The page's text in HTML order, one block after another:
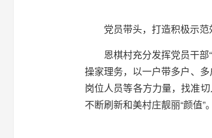
党员带头，打造积极示范
恩棋村充分发挥党员干
操家理务，以一户带多户、
岗位人员等各方力量，找准
不断刷新和美村庄靓丽“颜值”。